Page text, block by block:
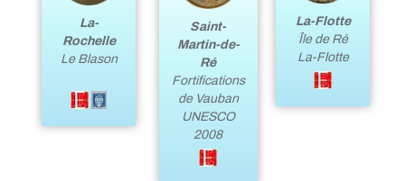
La-
Rochelle
Le Blason
Saint-
Martin-de-
Ré
Fortifications
de Vauban
UNESCO
2008
La-Flotte
Île de Ré
La-Flotte